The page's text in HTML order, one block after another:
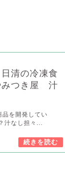
清の冷凍食
みつき屋 汁
品を開発してい
汁なし担々...